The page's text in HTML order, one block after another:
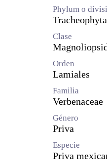
Phylum o
Tracheophyta
Clase
Orden
Lamiales
Familia
Verbenaceae
Género
Priva
Especie
Priva